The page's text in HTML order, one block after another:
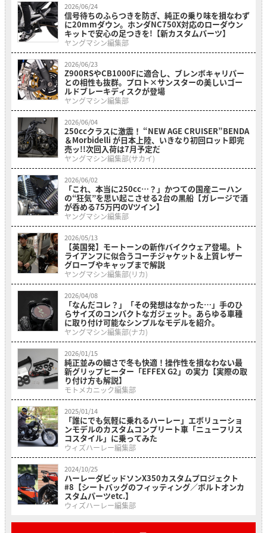
2026/06/24
信号待ちのふらつきを防ぎ、純正の乗り味を損なわず
に20mmダウン。ホンダNC750X対応のローダウン
キットで安心の足つきを!【新カスタムパーツ】
ヤングマシン編集部
2026/06/23
Z900RSやCB1000Fに適合し、ブレンボキャリパー
との相性も抜群。プロト×サンスターの美しいゴー
ルドブレーキディスクが登場
ヤングマシン編集部
2026/06/04
250ccクラスに激震！ “NEW AGE CRUISER”BENDA
＆Morbidelli が日本上陸、いきなり初回ロット即完
売ッ!!次回入荷は7月予定だ
ヤングマシン編集部(サカイ)
2026/06/02
「これ、本当に250cc…？」かつての国産ニーハン
の“狂気”を思い起こさせる2台の黒船【ガレージで酒
が呑める75万円のVツイン】
ヤングマシン編集部
2026/05/13
【英国発】モートーンの新作バイクウェア登場。ト
ライアンフに似合うコーチジャケット＆上質レザー
グローブやキャップまで解説
ヤングマシン編集部(リカ)
2026/04/08
「なんだコレ？」「その発想はなかった…」手のひ
らサイズのコンパクトなガジェット。あらゆる車種
に取り付け可能なシンプルなモデルを紹介。
ヤングマシン編集部(ナカ)
2026/01/15
純正並みの細さで冬も快適！操作性を損なわない最
新グリップヒーター「EFFEX G2」の実力【実際の取
り付け方も解説】
モトメカニック編集部
2025/01/14
「誰にでも気軽に乗れるハーレー」エボリューショ
ンモデルのカスタムコンプリート車「ニューフリス
コスタイル」に乗ってみた
ウィズハーレー編集部
2024/10/25
ハーレーダビッドソンX350カスタムプロジェクト
#8【シートバッグのフィッティング／ボルトオンカ
スタムパーツetc.】
ウィズハーレー編集部